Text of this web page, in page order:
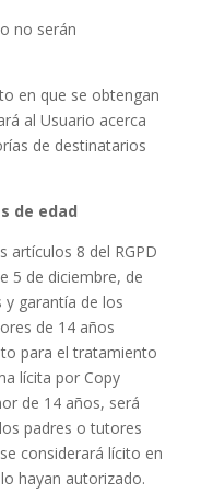
no serán
en que se obtengan
al Usuario acerca
de destinatarios
de edad
artículos 8 del RGPD
5 de diciembre, de
garantía de los
de 14 años
para el tratamiento
lícita por Copy
de 14 años, será
padres o tutores
considerará lícito en
hayan autorizado.